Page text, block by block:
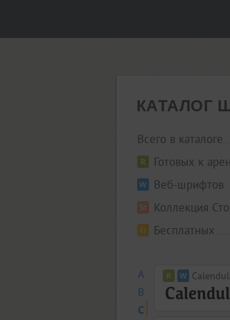
КАТАЛОГ
Всего в каталоге
Готовых к
Веб-шрифтов
Коллекция
Бесплатных
A
B
C